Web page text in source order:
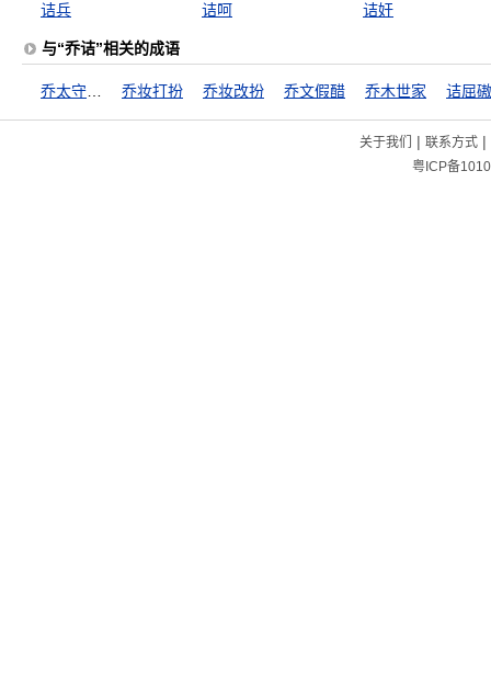
诘兵
诘呵 诘奸
与“乔诘”相关的成语
乔妆打扮 乔妆改扮 乔文假醋 乔木世家 诘屈
关于我们 | 联系方式|
粤ICP备